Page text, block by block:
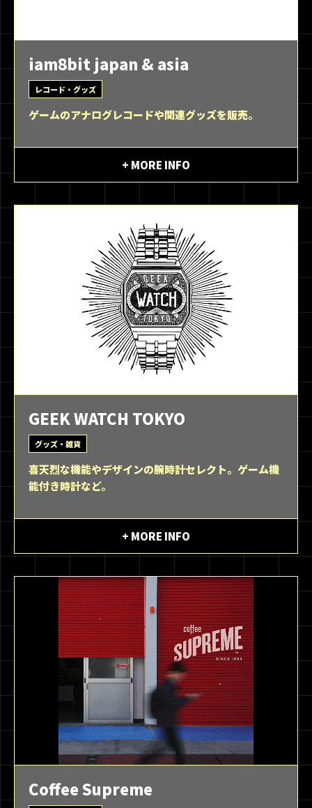
iam8bit japan & asia
レコード・グッズ
ゲームのアナログレコードや関連グッズを販売。
+ MORE INFO
GEEK WATCH TOKYO
グッズ・雑貨
喜天烈な機能やデザインの腕時計セレクト。ゲーム機
能付き時計など。
+ MORE INFO
Coffee Supreme